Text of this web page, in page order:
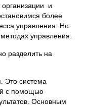
организации и
более
управления. Но
управления.
разделить на
Это система
с помощью
Основным